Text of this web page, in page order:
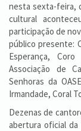
nesta sexta-feira,
cultural
participação de
público presente:
Esperança,
Associação de
Senhoras da
Irmandade, Coral
Dezenas de
abertura oficial da